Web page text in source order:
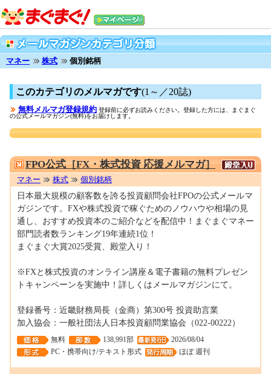
マネー 株式 個別銘柄
このカテゴリのメルマガです(1～／20誌)
無料メルマガ登録規約 登録前に必ずお読みください。登録した方には、まぐまぐ
の公式メールマガジン(無料)をお届けします。
FPO公式［FX・株式投資 応援メルマガ］
マネー 株式 個別銘柄
日本最大規模の顧客数を誇る投資顧問会社FPOの公式メールマ
ガジンです。FXや株式投資で稼ぐためのノウハウや相場の見
通し、おすすめ投資本のご紹介などを配信中！まぐまぐマネー
部門読者数ランキング19年連続1位！
まぐまぐ大賞2025受賞、殿堂入り！
※FXと株式投資のオンライン講座＆電子書籍の無料プレゼン
トキャンペーンを実施中！詳しくはメールマガジンにて。
登録番号：近畿財務局長（金商）第300号 投資助言業
加入協会：一般社団法人日本投資顧問業協会（022-00222）
無料 138,991部
2026/08/04
PC・携帯向け/テキスト形式
ほぼ 週刊